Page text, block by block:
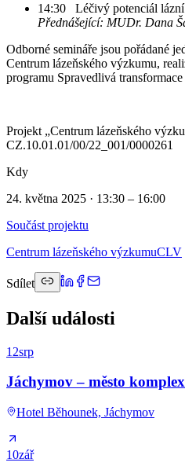
14:30 Léčivý potenciál
Přednášející: MUDr. Dana
Odborné semináře jsou pořádané
Centrum lázeňského výzkumu,
programu Spravedlivá transformace
Projekt „Centrum lázeňského
CZ.10.01.01/00/22_001/0000261
Kdy
24. května 2025 · 13:30 – 16:00
Součást projektu
Centrum lázeňského výzkumuCLV
Sdílet
Další události
12srp
Jáchymov – město
Hotel Běhounek, Jáchymov
10zář